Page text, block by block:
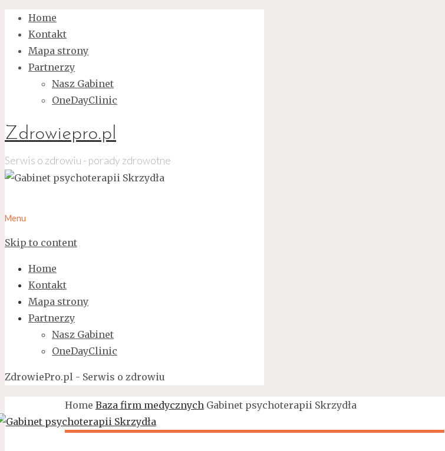
Home
Kontakt
Mapa strony
Partnerzy
Nasz Gabinet
OneDayClinic
Zdrowiepro.pl
Serwis o zdrowiu - porady zdrowotne
Menu
Skip to content
Home
Kontakt
Mapa strony
Partnerzy
Nasz Gabinet
OneDayClinic
ZdrowiePro.pl - Serwis o zdrowiu
Home Baza firm medycznych Gabinet psychoterapii Skrzydła